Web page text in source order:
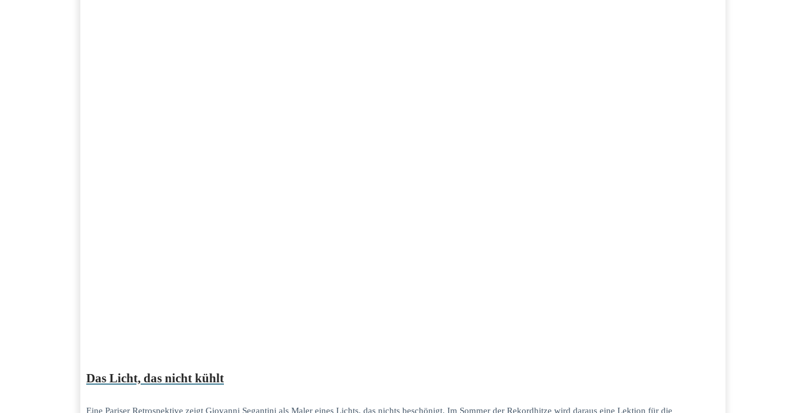
Das Licht, das nicht kühlt
Eine Pariser Retrospektive zeigt Giovanni Segantini als Maler eines Lichts, das nichts beschönigt. Im Sommer der Rekordhitze wird daraus eine Lektion für die